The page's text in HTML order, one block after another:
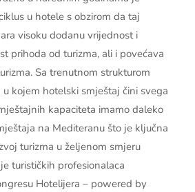
u hotele s obzirom da taj
visoku dodanu vrijednost i
prihoda od turizma, ali i povećava
Sa trenutnom strukturom
kojem hotelski smještaj čini svega
kapaciteta imamo daleko
na Mediteranu što je ključna
turizma u željenom smjeru
turističkih profesionalaca
Hotelijera – powered by